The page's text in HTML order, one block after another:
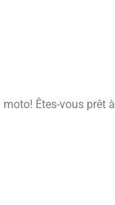
Êtes-vous prêt à